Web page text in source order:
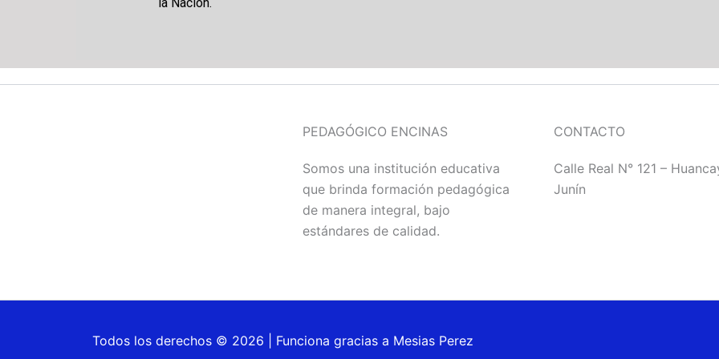
PEDAGÓGICO ENCINAS
Somos una institución educativa
que brinda formación pedagógica
de manera integral, bajo
estándares de calidad.
CONTACTO
Calle Real N° 121 –
Junín
Todos los derechos © 2026 | Funciona gracias a Mesias Perez